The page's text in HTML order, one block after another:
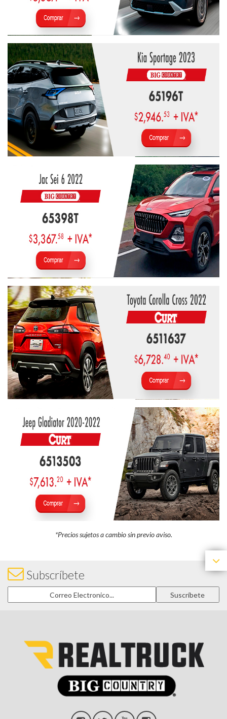
*Precios sujetos a cambio sin previo aviso.
Subscríbete